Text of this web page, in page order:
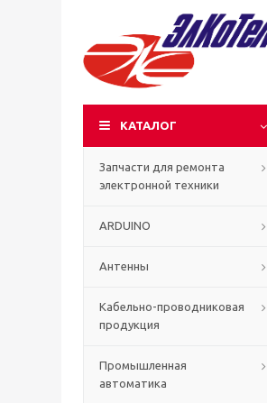
КАТАЛОГ
Запчасти для ремонта
электронной техники
ARDUINO
Антенны
Кабельно-проводниковая
продукция
Промышленная
автоматика